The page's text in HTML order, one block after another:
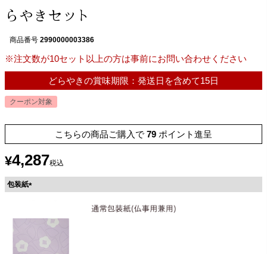
らやきセット
商品番号 2990000003386
※注文数が10セット以上の方は事前にお問い合わせください
どらやきの賞味期限：発送日を含めて15日
クーポン対象
こちらの商品ご購入で 79 ポイント進呈
¥4,287税込
包装紙
須